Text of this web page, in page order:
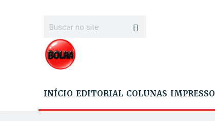
INÍCIO EDITORIAL COLUNAS IMPRESSO